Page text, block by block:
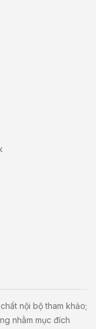
nội bộ tham khảo;
nhằm mục đích